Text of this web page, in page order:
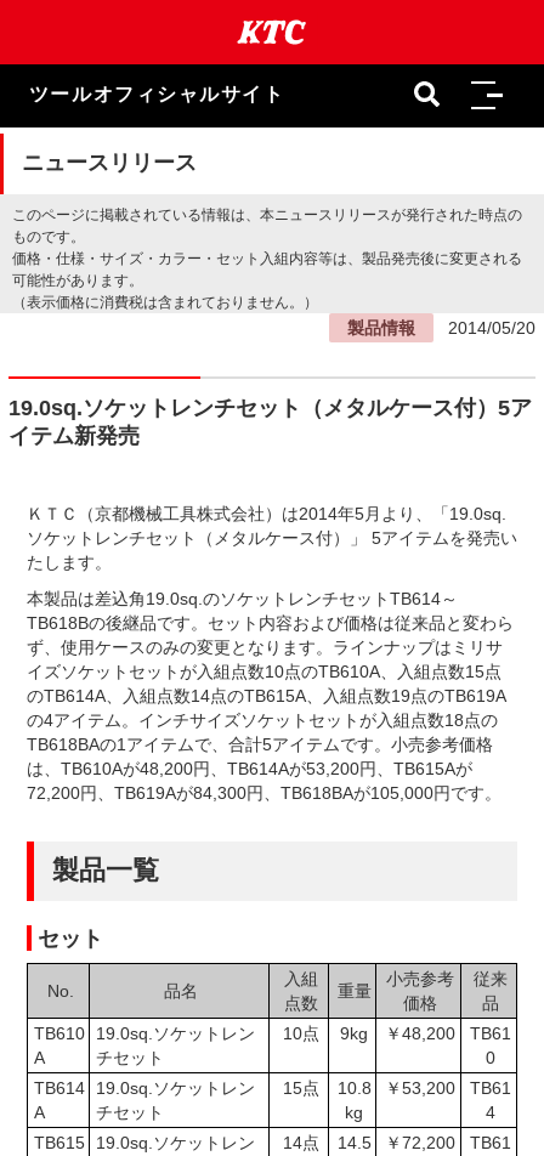
ま
キ
ツールオフィシャルサイト
ニュースリリース
このページに掲載されている情報は、本ニュースリリースが発行された時点の
ものです。
価格・仕様・サイズ・カラー・セット入組内容等は、製品発売後に変更される
可能性があります。
（表示価格に消費税は含まれておりません。）
製品情報 2014/05/20
19.0sq.ソケットレンチセット（メタルケース付）5ア
イテム新発売
ＫＴＣ（京都機械工具株式会社）は2014年5月より、「19.0sq.
ソケットレンチセット（メタルケース付）」 5アイテムを発売い
たします。
本製品は差込角19.0sq.のソケットレンチセットTB614～
TB618Bの後継品です。セット内容および価格は従来品と変わら
ず、使用ケースのみの変更となります。ラインナップはミリサ
イズソケットセットが入組点数10点のTB610A、入組点数15点
のTB614A、入組点数14点のTB615A、入組点数19点のTB619A
の4アイテム。インチサイズソケットセットが入組点数18点の
TB618BAの1アイテムで、合計5アイテムです。小売参考価格
は、TB610Aが48,200円、TB614Aが53,200円、TB615Aが
72,200円、TB619Aが84,300円、TB618BAが105,000円です。
製品一覧
セット
No. 品名
入組
点数
重量
小売参考
価格
従来
品
TB610
A
19.0sq.ソケットレン
チセット
10点 9kg ￥48,200
TB61
0
TB614
A
19.0sq.ソケットレン
チセット
15点
10.8
kg
￥53,200
TB61
4
TB615
19.0sq.ソケットレン
14点
14.5
￥72,200
TB61